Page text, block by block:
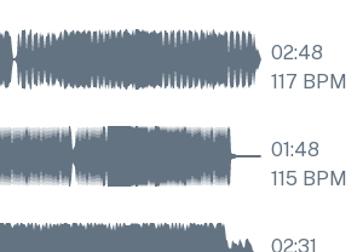
02:48
117 BPM
01:48
115 BPM
02:31